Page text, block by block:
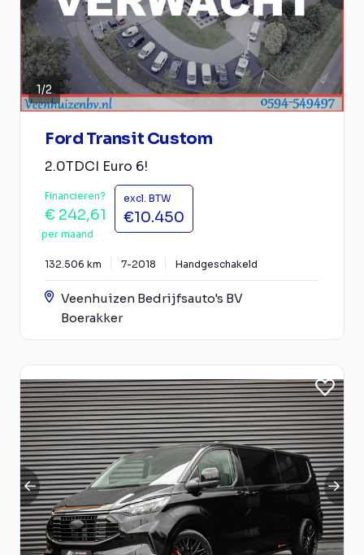
1/2
Ford Transit Custom
2.0TDCI Euro 6!
Financieren?
€ 242,61
per maand
excl. BTW
€10.450
132.506 km 7-2018 Handgeschakeld
Veenhuizen Bedrijfsauto's BV
Boerakker